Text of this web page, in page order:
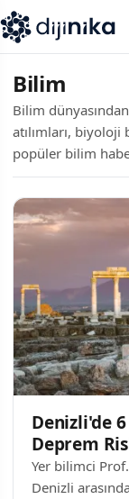
,Marmara
Bilim
Bilim
atılımları, biyoloji
popüler bilim
Denizli'de
Deprem
Yer bilimci
Denizli